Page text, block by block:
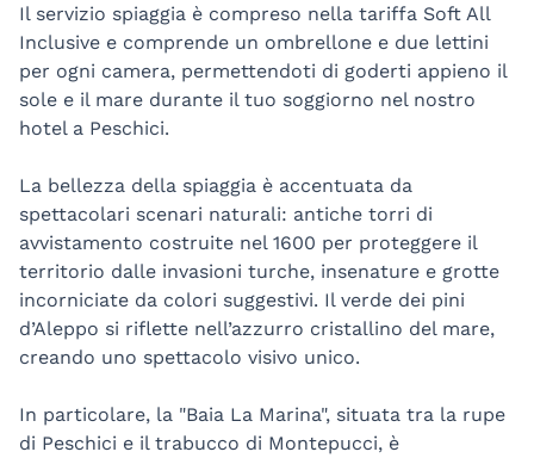
Il servizio spiaggia è compreso nella tariffa Soft All
Inclusive e comprende un ombrellone e due lettini
per ogni camera, permettendoti di goderti appieno il
sole e il mare durante il tuo soggiorno nel nostro
hotel a Peschici.
La bellezza della spiaggia è accentuata da
spettacolari scenari naturali: antiche torri di
avvistamento costruite nel 1600 per proteggere il
territorio dalle invasioni turche, insenature e grotte
incorniciate da colori suggestivi. Il verde dei pini
d’Aleppo si riflette nell’azzurro cristallino del mare,
creando uno spettacolo visivo unico.
In particolare, la "Baia La Marina", situata tra la rupe
di Peschici e il trabucco di Montepucci, è